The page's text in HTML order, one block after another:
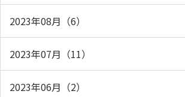
2023年08月（6）
2023年07月（11）
2023年06月（2）